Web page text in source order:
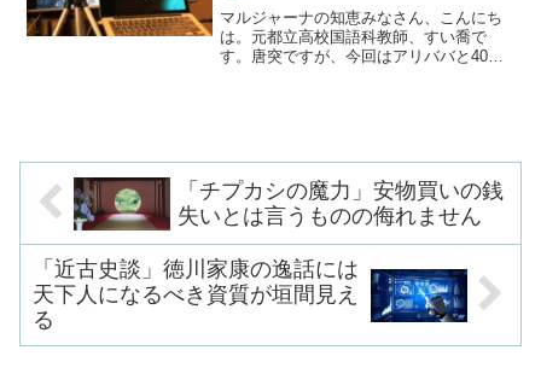
マルジャーナの知恵みなさん、こんにち
は。元都立高校国語科教師、すい喬で
す。唐突ですが、今回はアリババと40人
「チプカシの魔力」安物買いの銭
失いとは言うものの侮れません
「近古史談」徳川家康の逸話には
天下人になるべき資質が垣間見え
る